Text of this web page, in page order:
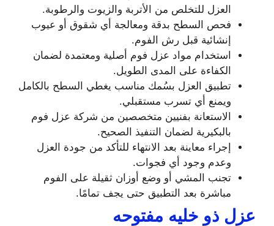
العزل للتخلص من الأتربة والزيوت والرطوبة.
فحص السطح بدقة ومعالجة أي شقوق أو عيوب
إنشائية قبل رش الفوم.
استخدام مواد عزل فوم أصلية ومعتمدة لضمان
الكفاءة على المدى الطويل.
تطبيق العزل بسُمك مناسب يغطي السطح بالكامل
ويمنع أي تسرب مستقبلي.
الاستعانة بفنيين متخصصين من شركة عزل فوم
بالبكيرية لضمان التنفيذ الصحيح.
إجراء معاينة بعد الانتهاء للتأكد من جودة العزل
وعدم وجود أي فجوات.
تجنب المشي أو وضع أوزان ثقيلة على الفوم
مباشرة بعد التطبيق حتى يجف تمامًا.
عزل ذو خليه مفتوحه